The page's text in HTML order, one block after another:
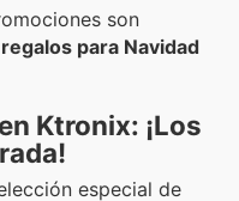
son
regalos para Navidad
Ktronix: ¡Los
especial de